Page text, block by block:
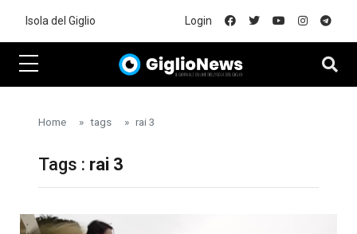
Isola del Giglio Login
Home tags rai 3
Tags : rai 3